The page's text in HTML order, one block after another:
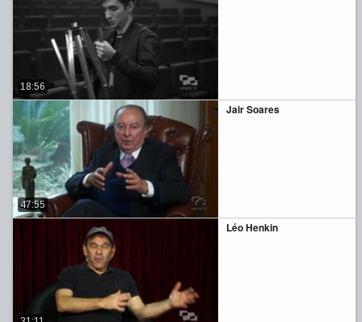
18:56
Jair Soares
47:55
Léo Henkin